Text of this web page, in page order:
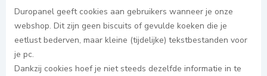
Duropanel geeft cookies aan gebruikers wanneer je onze
webshop. Dit zijn geen biscuits of gevulde koeken die je
eetlust bederven, maar kleine (tijdelijke) tekstbestanden voor
je pc.
Dankzij cookies hoef je niet steeds dezelfde informatie in te